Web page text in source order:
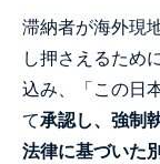
滞納者が海外現
し押さえるため
込み、「この日
て承認し、強制
法律に基づいた